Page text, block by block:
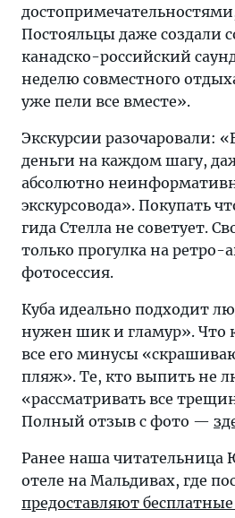
Постояльцы даже создали
канадско-российский
неделю совместного
уже пели все вместе».
Экскурсии разочаровали:
деньги на каждом шагу,
абсолютно
экскурсовода». Покупать
гида Стелла не советует.
только прогулка на ретро-
фотосессия.
Куба идеально подходит
нужен шик и гламур». Что
все его минусы
пляж». Те, кто выпить не
«рассматривать все
Полный отзыв с фото —
Ранее наша читательница
отеле на Мальдивах, где
предоставляют